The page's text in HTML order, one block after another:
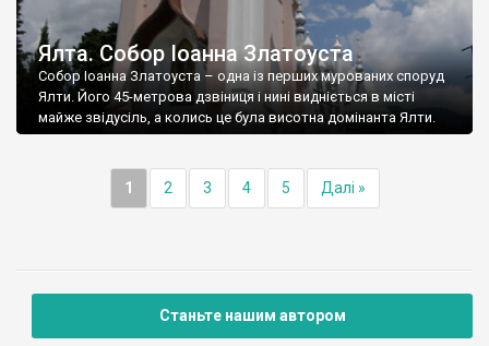
Ялта. Собор Іоанна Златоуста
Собор Іоанна Златоуста – одна із перших мурованих споруд
Ялти. Його 45-метрова дзвіниця і нині видніється в місті
майже звідусіль, а колись це була висотна домінанта Ялти.
1 2 3 4 5 Далі »
Станьте нашим автором